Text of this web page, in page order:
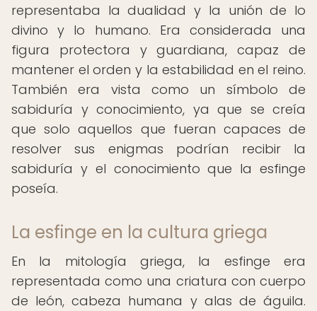
representaba la dualidad y la unión de lo
divino y lo humano. Era considerada una
figura protectora y guardiana, capaz de
mantener el orden y la estabilidad en el reino.
También era vista como un símbolo de
sabiduría y conocimiento, ya que se creía
que solo aquellos que fueran capaces de
resolver sus enigmas podrían recibir la
sabiduría y el conocimiento que la esfinge
poseía.
La esfinge en la cultura griega
En la mitología griega, la esfinge era
representada como una criatura con cuerpo
de león, cabeza humana y alas de águila.